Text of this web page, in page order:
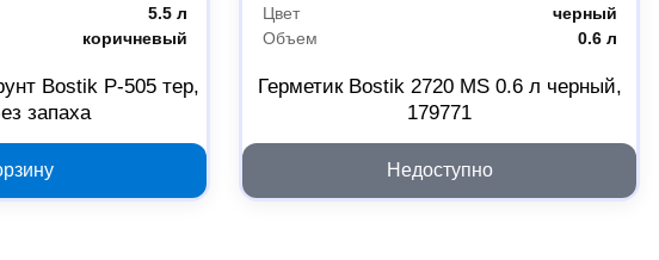
5.5 л
коричневый
Bostik P-505 тер,
запаха
Цвет
черный
Объем
0.6 л
Герметик Bostik 2720 MS 0.6 л черный,
179771
Недоступно